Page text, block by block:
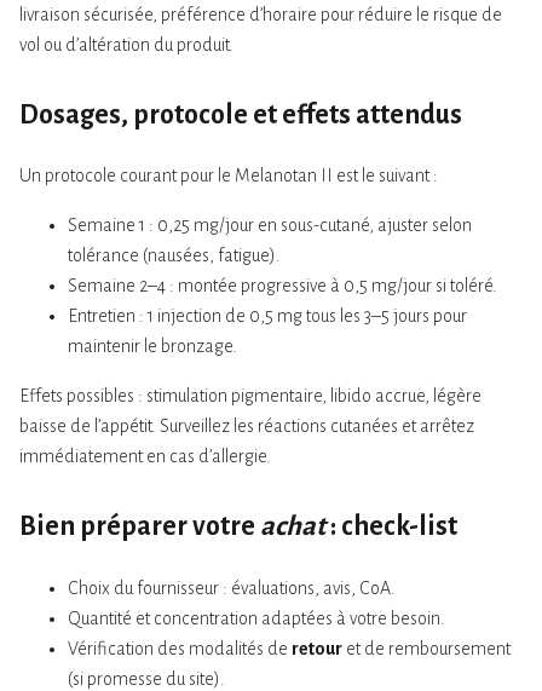
livraison sécurisée, préférence d’horaire pour réduire le risque de
vol ou d’altération du produit.
Dosages, protocole et effets attendus
Un protocole courant pour le Melanotan II est le suivant :
Semaine 1 : 0,25 mg/jour en sous-cutané, ajuster selon
tolérance (nausées, fatigue).
Semaine 2–4 : montée progressive à 0,5 mg/jour si toléré.
Entretien : 1 injection de 0,5 mg tous les 3–5 jours pour
maintenir le bronzage.
Effets possibles : stimulation pigmentaire, libido accrue, légère
baisse de l’appétit. Surveillez les réactions cutanées et arrêtez
immédiatement en cas d’allergie.
Bien préparer votre achat: check-list
Choix du fournisseur : évaluations, avis, CoA.
Quantité et concentration adaptées à votre besoin.
Vérification des modalités de retour et de remboursement
(si promesse du site).